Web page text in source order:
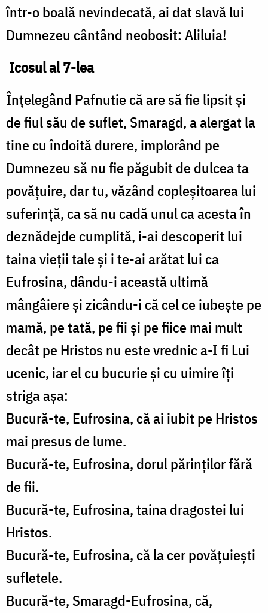
într-o boală nevindecată, ai dat slavă lui
Dumnezeu cântând neobosit: Aliluia!
Icosul al 7-lea
Înțelegând Pafnutie că are să fie lipsit și
de fiul său de suflet, Smaragd, a alergat la
tine cu îndoită durere, implorând pe
Dumnezeu să nu fie păgubit de dulcea ta
povățuire, dar tu, văzând copleșitoarea lui
suferință, ca să nu cadă unul ca acesta în
deznădejde cumplită, i-ai descoperit lui
taina vieții tale și i te-ai arătat lui ca
Eufrosina, dându-i această ultimă
mângâiere și zicându-i că cel ce iubește pe
mamă, pe tată, pe fii și pe fiice mai mult
decât pe Hristos nu este vrednic a-I fi Lui
ucenic, iar el cu bucurie și cu uimire îți
striga așa:
Bucură-te, Eufrosina, că ai iubit pe Hristos
mai presus de lume.
Bucură-te, Eufrosina, dorul părinților fără
de fii.
Bucură-te, Eufrosina, taina dragostei lui
Hristos.
Bucură-te, Eufrosina, că la cer povățuiești
sufletele.
Bucură-te, Smaragd-Eufrosina, că,